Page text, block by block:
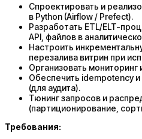
​​​​​​​​​​​​​​Спроектировать и
в Python (Airflow / Prefect).
Разработать ETL/ELT-
API, файлов в
Настроить
перезалива витрин при
Организовать мониторинг
Обеспечить idempotency
(для аудита).
Тюнинг запросов и
(партиционирование,
Требования: